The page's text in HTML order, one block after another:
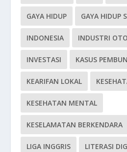
GAYA HIDUP GAYA HIDUP
INDONESIA INDUSTRI
INVESTASI KASUS
KEARIFAN LOKAL
KESEHATAN MENTAL
KESELAMATAN BERKENDARA
LIGA INGGRIS LITERASI